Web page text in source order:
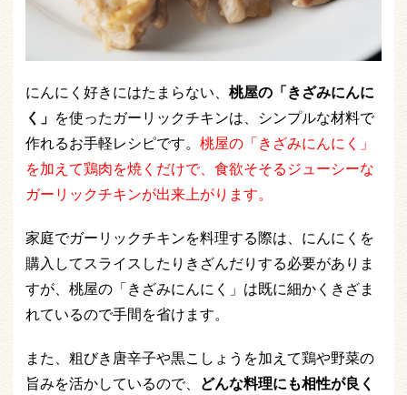
にんにく好きにはたまらない、 桃屋の「きざみにんに
く」 を使ったガーリックチキンは、シンプルな材料で
作れるお手軽レシピです。 桃屋の「きざみにんにく」
を加えて鶏肉を焼くだけで、食欲そそるジューシーな
ガーリックチキンが出来上がります。
家庭でガーリックチキンを料理する際は、にんにくを
購入してスライスしたりきざんだりする必要がありま
すが、桃屋の「きざみにんにく」は既に細かくきざま
れているので手間を省けます。
また、粗びき唐辛子や黒こしょうを加えて鶏や野菜の
旨みを活かしているので、 どんな料理にも相性が良く